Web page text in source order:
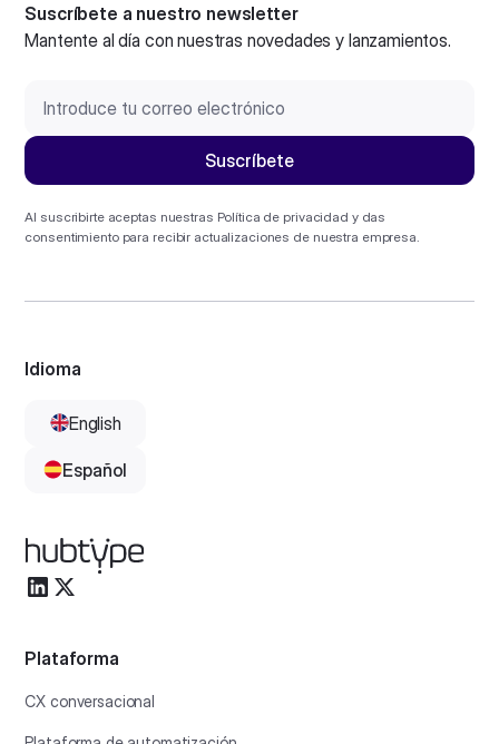
Suscríbete a nuestro newsletter
Mantente al día con nuestras novedades y lanzamientos.
Al suscribirte aceptas nuestras Política de privacidad y das
consentimiento para recibir actualizaciones de nuestra empresa.
Plataforma
CX conversacional
Idioma
English
Español